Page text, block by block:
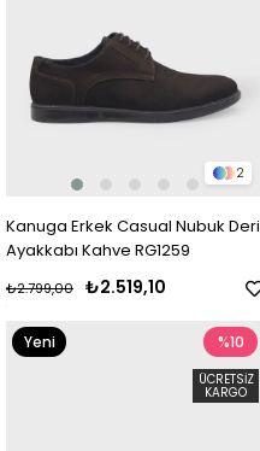
2
Kanuga Erkek Casual Nubuk Deri
Ayakkabı Kahve RG1259
₺2.519,10
₺2.799,00
%10
ÜCRETSIZ
KARGO
Yeni